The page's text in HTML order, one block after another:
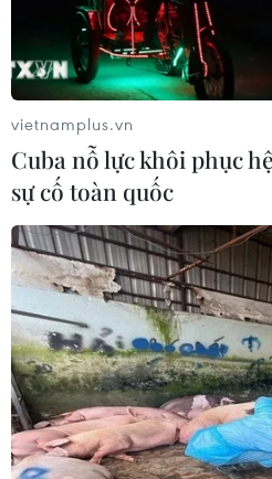
TIN LIÊN QUAN
vietnamplus.vn
Cuba nỗ lực khôi phục
sự cố toàn quốc